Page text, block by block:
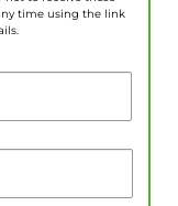
time using the link